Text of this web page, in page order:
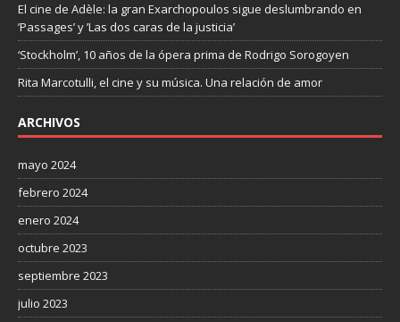
El cine de Adèle: la gran Exarchopoulos sigue deslumbrando en
’Passages’ y ’Las dos caras de la justicia’
‘Stockholm’, 10 años de la ópera prima de Rodrigo Sorogoyen
Rita Marcotulli, el cine y su música. Una relación de amor
ARCHIVOS
mayo 2024
febrero 2024
enero 2024
octubre 2023
septiembre 2023
julio 2023